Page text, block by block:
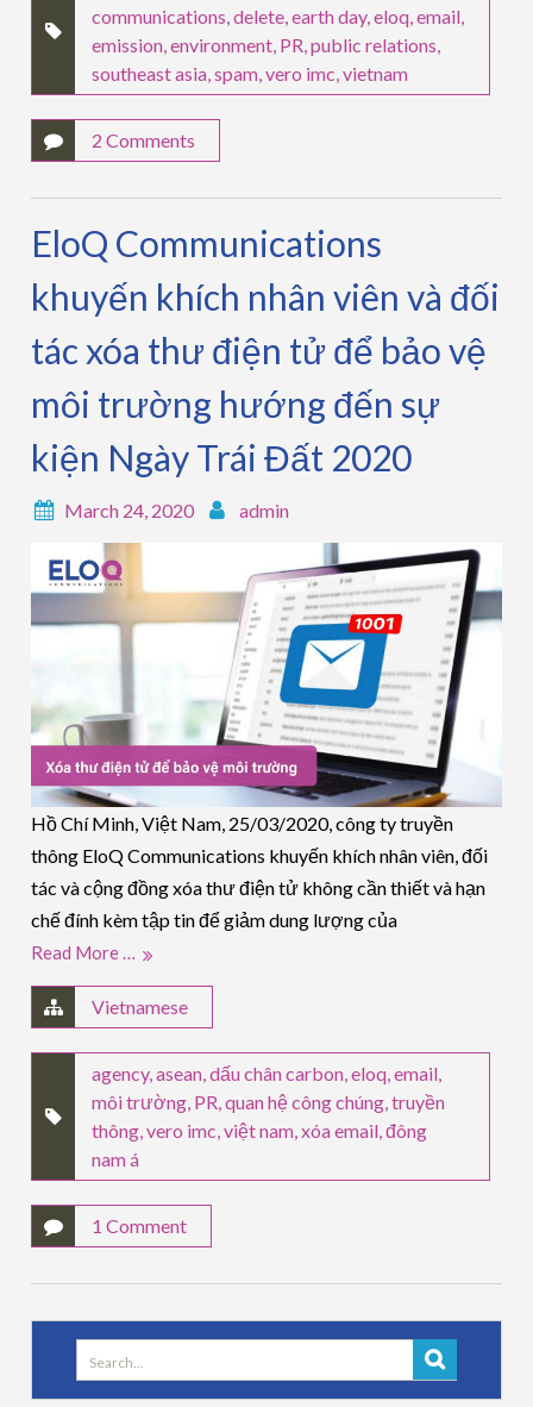
communications ,delete ,earth day,eloq ,email
emission ,environment PR ,public relations
southeast asia ,spam ,vero imc ,vietnam
2 Comments
EloQ Communications
khuyến khích nhân viên và đối
tác xóa thư điện tử để bảo vệ
môi trường hướng đến sự
kiện Ngày Trái Đất 2020
March 24, 2020 admin
Hồ Chí Minh, Việt Nam, 25/03/2020, công ty truyền
thông EloQ Communications khuyến khích nhân viên, đối
tác và cộng đồng xóa thư điện tử không cần thiết và hạn
chế đính kèm tập tin để giảm dung lượng của
Read More …
Vietnamese
agency,asean,dấu chân carbon,eloq,email,
môi trường, PR,quan hệ công chúng,truyền
thông,vero imc,việt nam,xóa email,đông
nam á
1 Comment
Search
for: